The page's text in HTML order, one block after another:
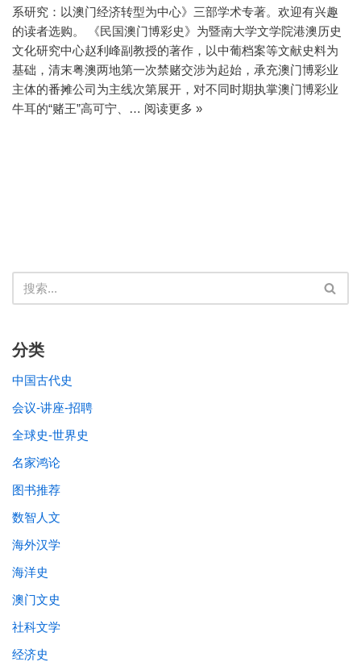
系研究：以澳门经济转型为中心》三部学术专著。欢迎有兴趣
的读者选购。 《民国澳门博彩史》为暨南大学文学院港澳历史
文化研究中心赵利峰副教授的著作，以中葡档案等文献史料为
基础，清末粤澳两地第一次禁赌交涉为起始，承充澳门博彩业
主体的番摊公司为主线次第展开，对不同时期执掌澳门博彩业
牛耳的“赌王”高可宁、… 阅读更多 »
分类
中国古代史
会议-讲座-招聘
全球史-世界史
名家鸿论
图书推荐
数智人文
海外汉学
海洋史
澳门文史
社科文学
经济史